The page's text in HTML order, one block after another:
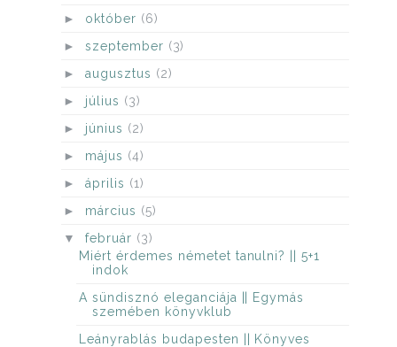
► október (6)
► szeptember (3)
► augusztus (2)
► július (3)
► június (2)
► május (4)
► április (1)
► március (5)
▼ február (3)
Miért érdemes németet tanulni? || 5+1
indok
A sündisznó eleganciája || Egymás
szemében könyvklub
Leányrablás budapesten || Könyves